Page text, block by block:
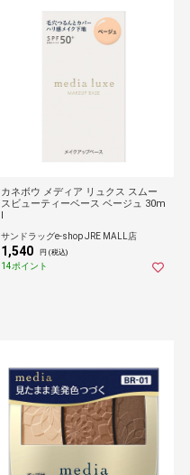
カネボウ メディア リュクス スムー
スビューティーベース ベージュ 30m
l
サンドラッグe-shop JRE MALL店
1,540 円 (税込)
14ポイント